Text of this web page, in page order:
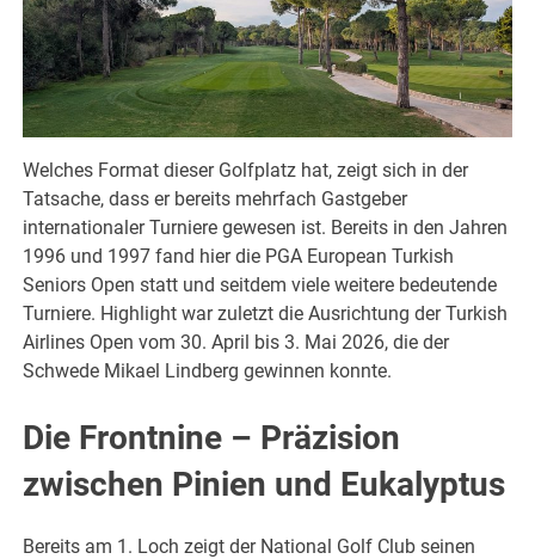
Welches Format dieser Golfplatz hat, zeigt sich in der
Tatsache, dass er bereits mehrfach Gastgeber
internationaler Turniere gewesen ist. Bereits in den Jahren
1996 und 1997 fand hier die PGA European Turkish
Seniors Open statt und seitdem viele weitere bedeutende
Turniere. Highlight war zuletzt die Ausrichtung der Turkish
Airlines Open vom 30. April bis 3. Mai 2026, die der
Schwede Mikael Lindberg gewinnen konnte.
Die Frontnine – Präzision
zwischen Pinien und Eukalyptus
Bereits am 1. Loch zeigt der National Golf Club seinen